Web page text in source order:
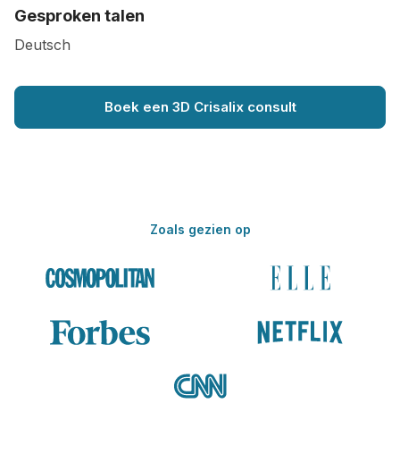
Gesproken talen
Deutsch
Boek een 3D Crisalix consult
Zoals gezien op